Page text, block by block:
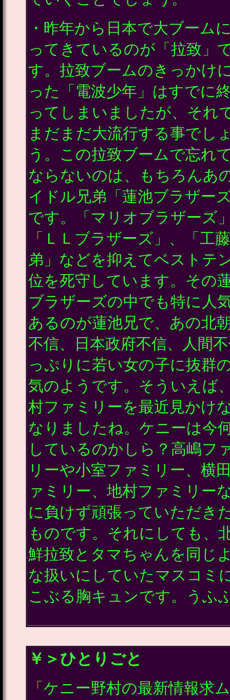
・昨年から日本で大ブーム
ってきているのが「拉致」
す。拉致ブームのきっかけ
った「電波少年」はすでに
ってしまいましたが、それ
まだまだ大流行する事でし
う。この拉致ブームで忘れ
ならないのは、もちろんあ
イドル兄弟「蓮池ブラザー
です。「マリオブラザーズ
「ＬＬブラザーズ」、「工
弟」などを抑えてベストテ
位を死守しています。その
ブラザーズの中でも特に人
あるのが蓮池兄で、あの北
不信、日本政府不信、人間
っぷりに若い女の子に抜群
気のようです。そういえば
村ファミリーを最近見かけ
なりましたね。ケニーは今
しているのかしら？高嶋フ
リーや小室ファミリー、横
ァミリー、地村ファミリー
に負けず頑張っていただき
ものです。それにしても、
鮮拉致とタマちゃんを同じ
な扱いにしていたマスコミ
こぶる胸キュンです。うふ
￥＞ひとりごと
「ケニー野村の最新情報求